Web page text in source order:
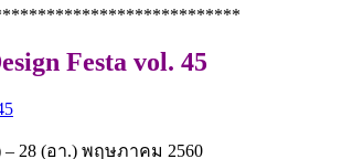
Festa vol. 45
– 28 (อา.) พฤษภาคม 2560